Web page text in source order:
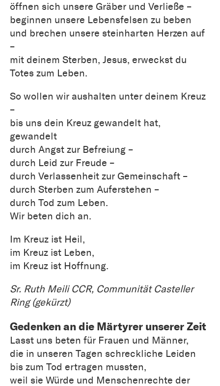
öffnen sich unsere Gräber und Verließe –
beginnen unsere Lebensfelsen zu beben
und brechen unsere steinharten Herzen auf
–
mit deinem Sterben, Jesus, erweckst du
Totes zum Leben.
So wollen wir aushalten unter deinem Kreuz
–
bis uns dein Kreuz gewandelt hat,
gewandelt
durch Angst zur Befreiung –
durch Leid zur Freude –
durch Verlassenheit zur Gemeinschaft –
durch Sterben zum Auferstehen –
durch Tod zum Leben.
Wir beten dich an.
Im Kreuz ist Heil,
im Kreuz ist Leben,
im Kreuz ist Hoffnung.
Sr. Ruth Meili CCR, Communität Casteller
Ring (gekürzt)
Gedenken an die Märtyrer unserer Zeit
Lasst uns beten für Frauen und Männer,
die in unseren Tagen schreckliche Leiden
bis zum Tod ertragen mussten,
weil sie Würde und Menschenrechte der